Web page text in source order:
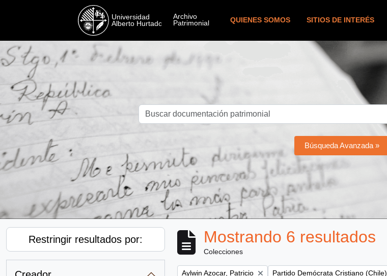
QUIENES SOMOS SITIOS DE INTERÉS
Búsqueda Avanzada »
Restringir resultados por: Mostrando 6 resultados
Colecciones
Remove filter:
Aylwin Azocar, Patricio Remove filter:
Partido Demócrata Cristiano (Chile)